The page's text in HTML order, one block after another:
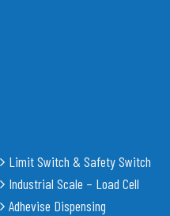
Limit Switch & Safety Switch
Industrial Scale – Load Cell
Adhevise Dispensing